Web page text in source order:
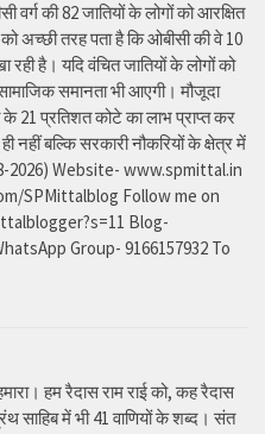
वर्ग की 82 जातियों के लोगों को आरक्षित
को अच्छी तरह पता है कि ओबीसी की वे 10
रही है। यदि वंचित जातियों के लोगों को
समानता भी आएगी। मौजूदा
के 21 प्रतिशत कोटे का लाभ प्राप्त कर
नहीं बल्कि सरकारी नौकरियों के क्षेत्र में
2026) Website- www.spmittal.in
SPMittalblog Follow me on
Blog-
Group- 9166157932 To
हम रैदास राम राई को, कह रैदास
साहिब में भी 41 वाणियों के शब्द। संत